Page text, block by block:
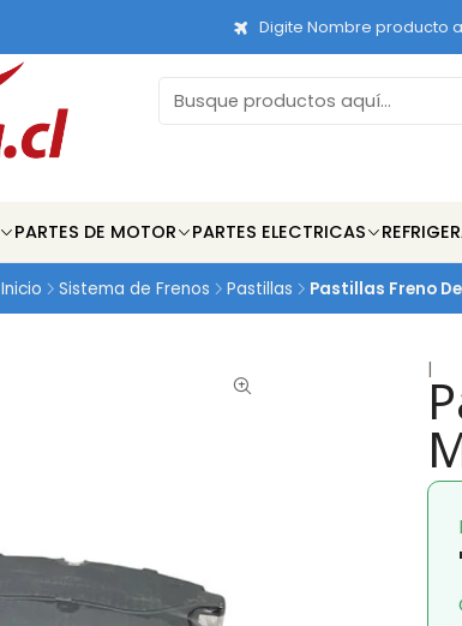
PARTES DE MOTOR PARTES ELECTRICAS
Digite Nombre producto
Inicio Sistema de Frenos Pastillas Pastillas Freno
|